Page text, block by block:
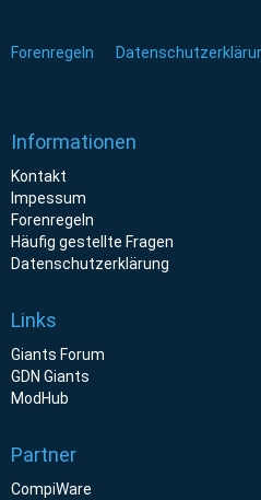
Forenregeln
Informationen
Kontakt
Impessum
Forenregeln
Häufig gestellte Fragen
Datenschutzerklärung
Links
Giants Forum
GDN Giants
ModHub
Partner
CompiWare